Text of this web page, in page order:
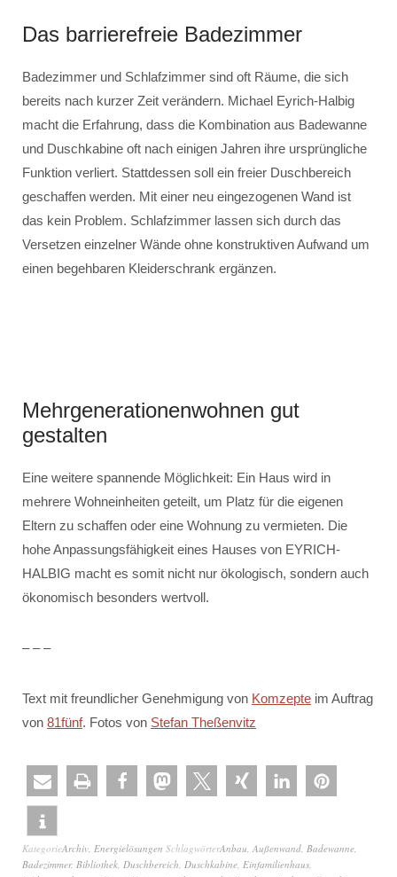
Das barrierefreie Badezimmer
Badezimmer und Schlafzimmer sind oft Räume, die sich
bereits nach kurzer Zeit verändern. Michael Eyrich-Halbig
macht die Erfahrung, dass die Kombination aus Badewanne
und Duschkabine oft nach einigen Jahren ihre ursprüngliche
Funktion verliert. Stattdessen soll ein freier Duschbereich
geschaffen werden. Mit einer neu eingezogenen Wand ist
das kein Problem. Schlafzimmer lassen sich durch das
Versetzen einzelner Wände ohne konstruktiven Aufwand um
einen begehbaren Kleiderschrank ergänzen.
Mehrgenerationenwohnen gut
gestalten
Eine weitere spannende Möglichkeit: Ein Haus wird in
mehrere Wohneinheiten geteilt, um Platz für die eigenen
Eltern zu schaffen oder eine Wohnung zu vermieten. Die
hohe Anpassungsfähigkeit eines Hauses von EYRICH-
HALBIG macht es somit nicht nur ökologisch, sondern auch
ökonomisch besonders wertvoll.
– – –
Text mit freundlicher Genehmigung von Komzepte im Auftrag
von 81fünf. Fotos von Stefan Theßenvitz
KategorieArchiv, Energielösungen SchlagwörterAnbau, Außenwand, Badewanne,
Badezimmer, Bibliothek, Duschbereich, Duschkabine, Einfamilienhaus,